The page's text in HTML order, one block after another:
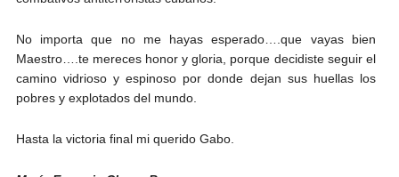
No importa que no me hayas esperado….que vayas bien
Maestro….te mereces honor y gloria, porque decidiste seguir el
camino vidrioso y espinoso por donde dejan sus huellas los
pobres y explotados del mundo.
Hasta la victoria final mi querido Gabo.